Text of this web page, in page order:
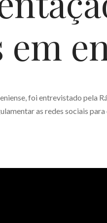
em
foi entrevistado pela
as redes sociais